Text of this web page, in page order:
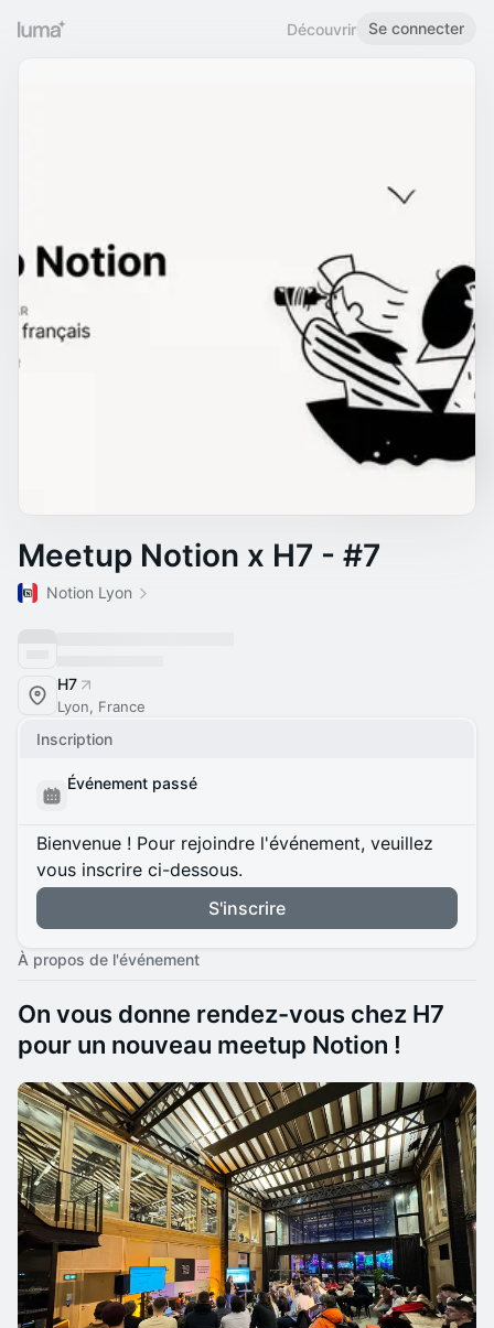
Découvrir Se connecter
Meetup Notion x H7 - #7
Notion Lyon
H7
Lyon, France
Inscription
Événement passé
Bienvenue ! Pour rejoindre l'événement, veuillez
vous inscrire ci-dessous.
S'inscrire
À propos de l'événement
On vous donne rendez-vous chez H7
pour un nouveau meetup Notion !